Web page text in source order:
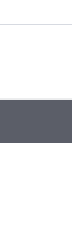
AMATÖR